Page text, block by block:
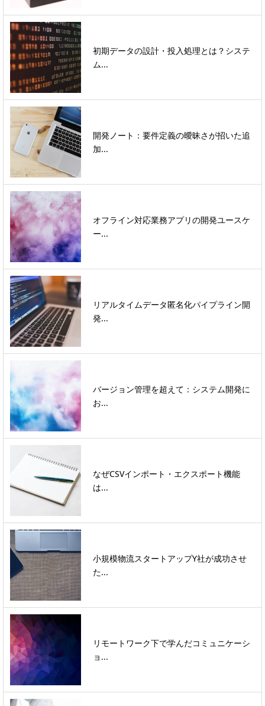
初期データの設計・投入処理とは？システ
ム...
開発ノート：要件定義の曖昧さが招いた追
加...
オフライン対応業務アプリの開発ユースケ
ー...
リアルタイムデータ匿名化パイプライン開
発...
バージョン管理を超えて：システム開発に
お...
なぜCSVインポート・エクスポート機能
は...
小規模物流スタートアップY社が成功させ
た...
リモートワーク下で学んだコミュニケーシ
ョ...